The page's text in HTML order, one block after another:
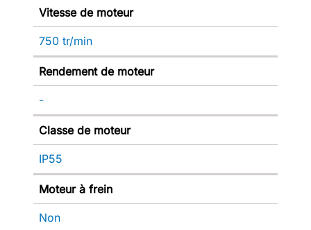
Vitesse de moteur
750 tr/min
Rendement de moteur
-
Classe de moteur
IP55
Moteur à frein
Non